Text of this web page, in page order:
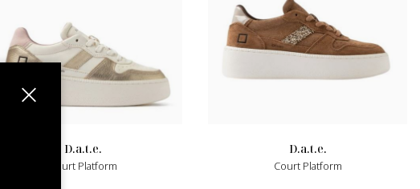
d.a.t.e.
Court Platform
d.a.t.e.
Court Platform